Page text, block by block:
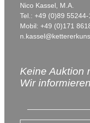
Nico Kassel, M.A.
Tel.: +49 (0)89
Mobil: +49 (0)171
Keine Auktion
Wir